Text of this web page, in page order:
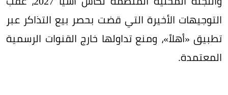
التوجيهات الأخيرة التي قضت بحصر بيع التذاكر عبر
تطبيق «أهلاً»، ومنع تداولها خارج القنوات الرسمية
المعتمدة.